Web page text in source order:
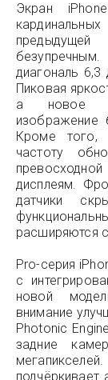
Экран
предыдущей
диагональ
Пиковая
а новое
изображение
Кроме того,
частоту
дисплеям.
датчики
расширяются
Pro-серия
с
новой
внимание
Photonic
задние
подчёркивает